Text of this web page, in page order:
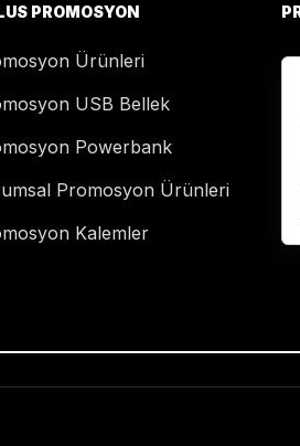
PROMOSYON
Ürünleri
USB Bellek
Powerbank
Promosyon Ürünleri
Kalemler